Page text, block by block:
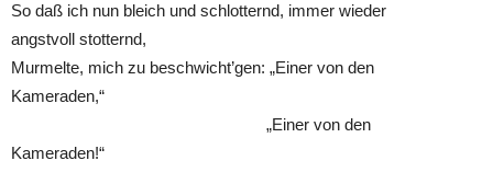
So daß ich nun bleich und schlotternd, immer wieder
angstvoll stotternd,
Murmelte, mich zu beschwicht’gen: „Einer von den
Kameraden,“
„Einer von den
Kameraden!“